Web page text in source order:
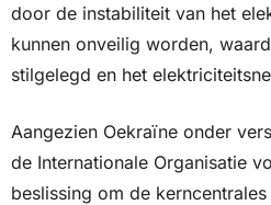
door de instabiliteit van het
kunnen onveilig worden,
stilgelegd en het
Aangezien Oekraïne onder
de Internationale Organisatie
beslissing om de